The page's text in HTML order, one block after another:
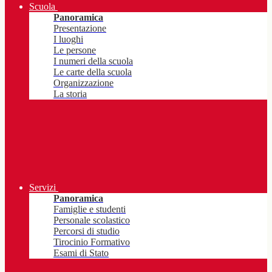
Scuola
Panoramica
Presentazione
I luoghi
Le persone
I numeri della scuola
Le carte della scuola
Organizzazione
La storia
Servizi
Panoramica
Famiglie e studenti
Personale scolastico
Percorsi di studio
Tirocinio Formativo
Esami di Stato